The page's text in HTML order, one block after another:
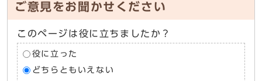
ご意見をお聞かせください
このページは役に立ちましたか？
役に立った
どちらともいえない